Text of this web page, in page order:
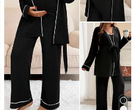
5
SHEIN Maternity
SHEIN Camiseta de maternidad y lactancia informal de cuello redondo
$ 10.590